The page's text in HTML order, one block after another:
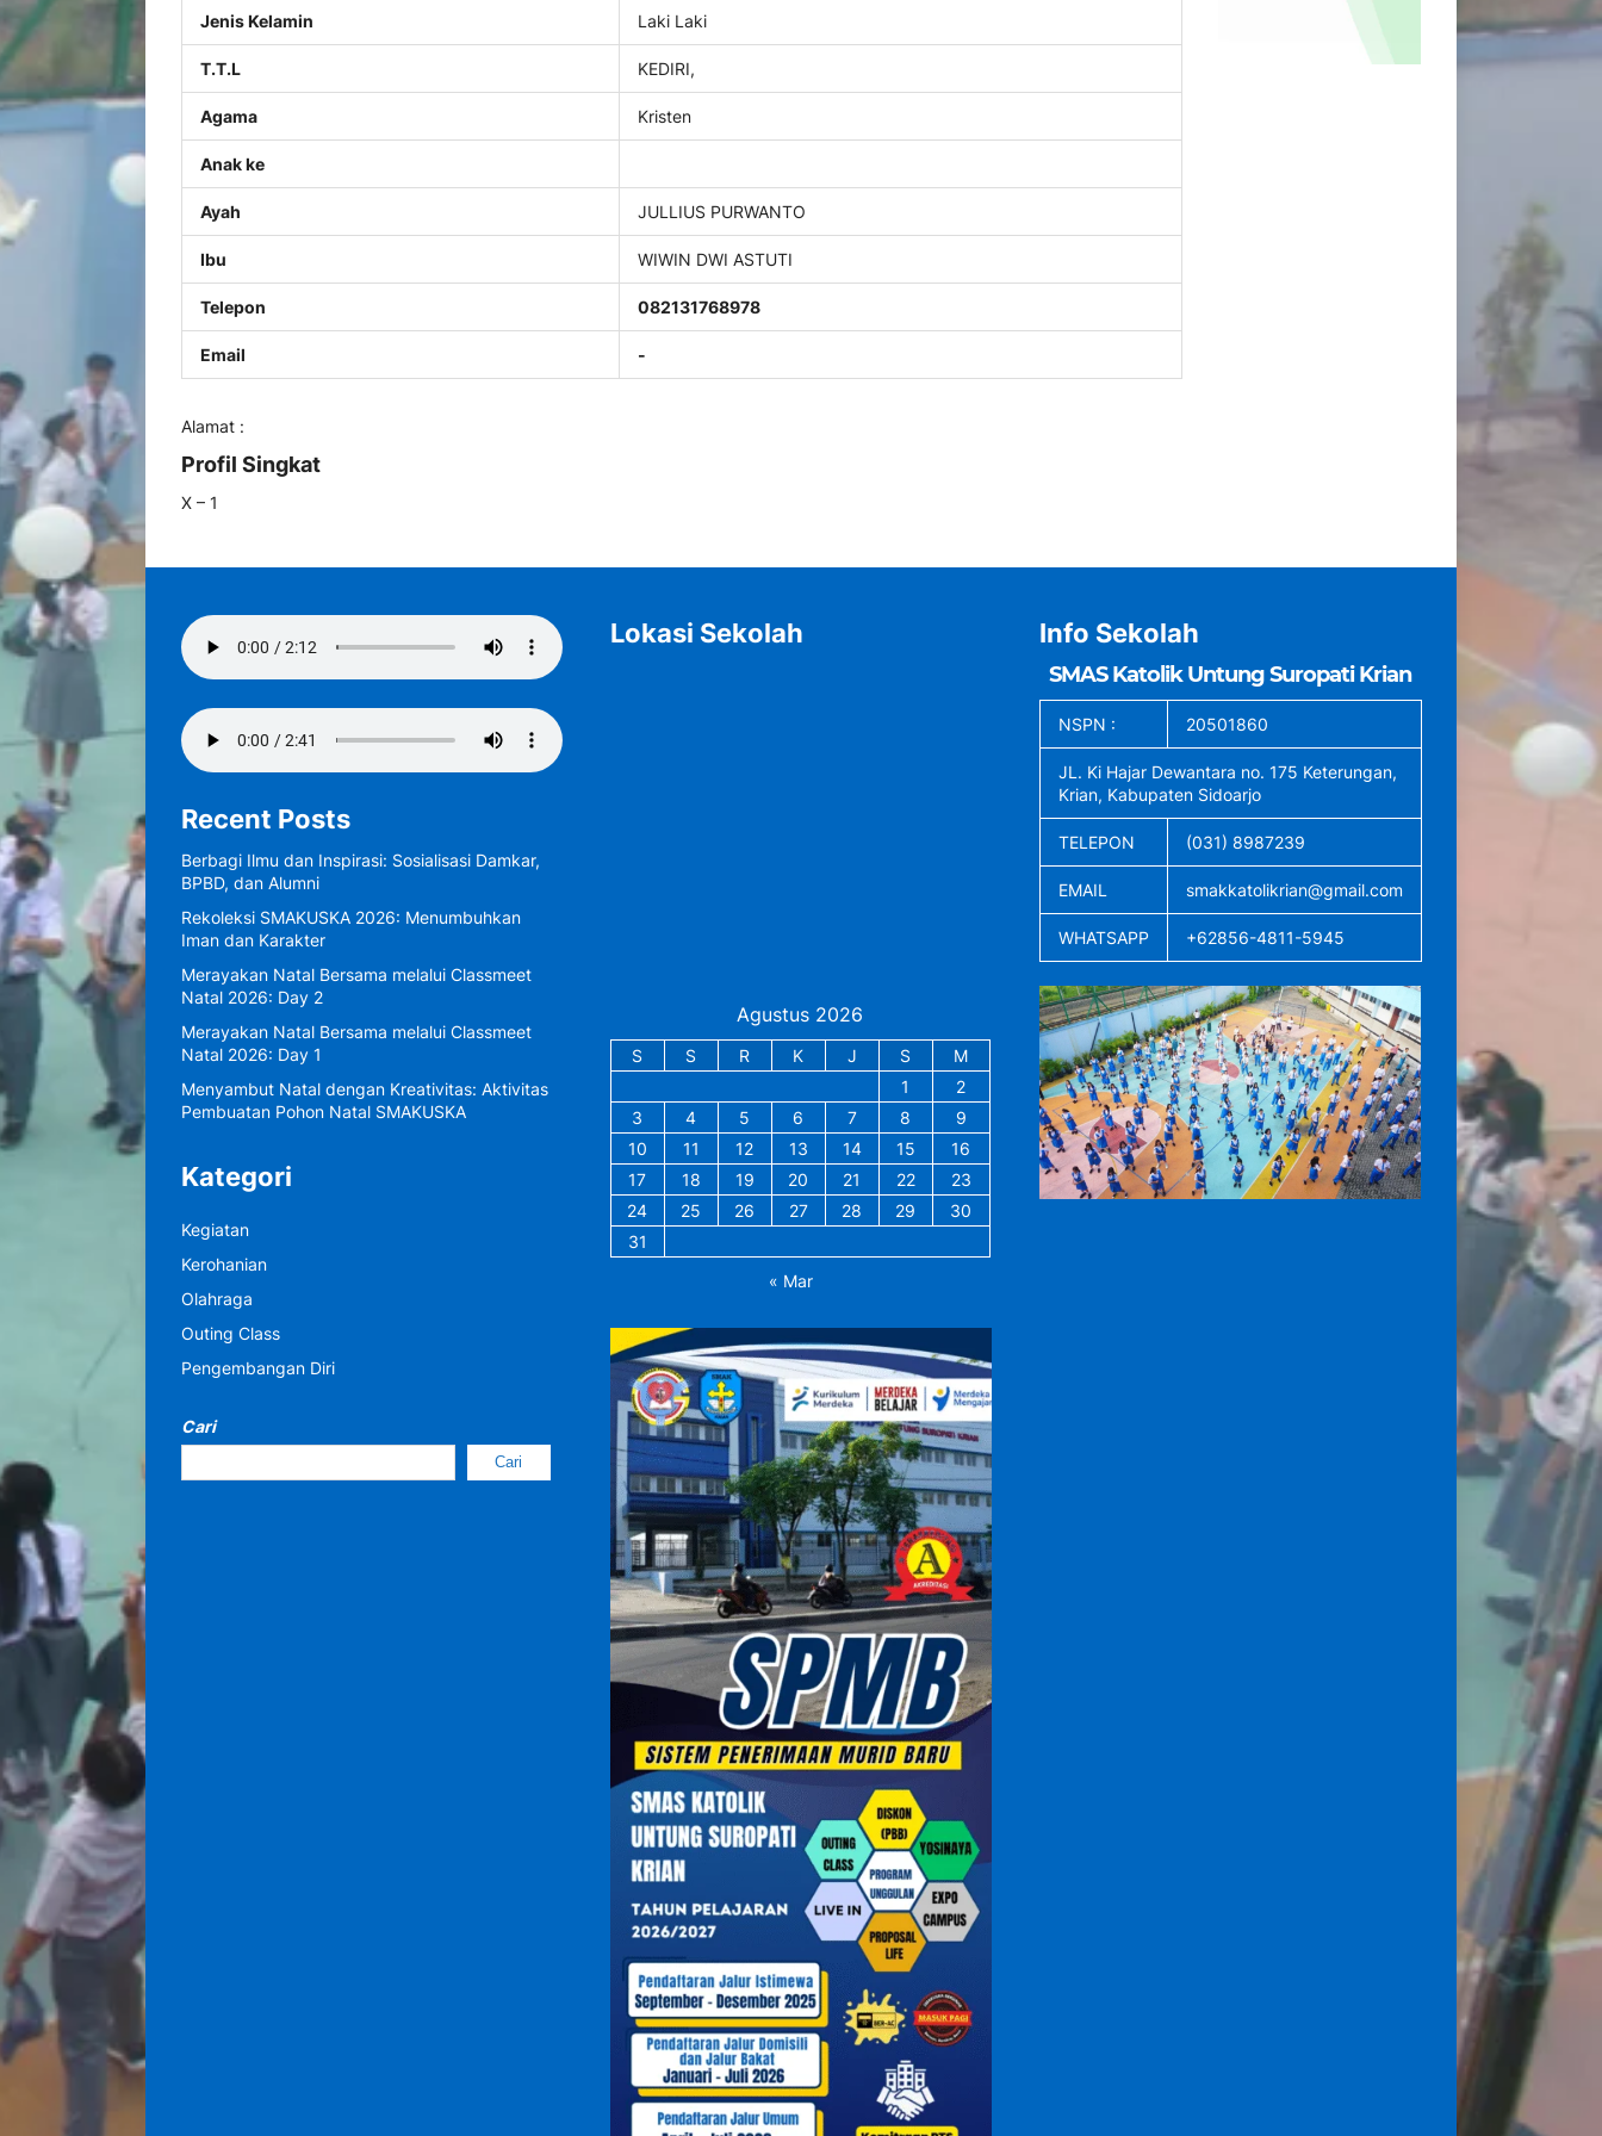
Jenis Kelamin Laki Laki
T.T.L KEDIRI,
Agama Kristen
Anak ke
Ayah JULLIUS PURWANTO
Ibu WIWIN DWI ASTUTI
Telepon 082131768978
Email -
Alamat :
Profil Singkat
X – 1
Recent Posts
Berbagi Ilmu dan Inspirasi: Sosialisasi Damkar,
BPBD, dan Alumni
Rekoleksi SMAKUSKA 2026: Menumbuhkan
Iman dan Karakter
Merayakan Natal Bersama melalui Classmeet
Natal 2026: Day 2
Merayakan Natal Bersama melalui Classmeet
Natal 2026: Day 1
Menyambut Natal dengan Kreativitas: Aktivitas
Pembuatan Pohon Natal SMAKUSKA
Kategori
Kegiatan
Kerohanian
Olahraga
Outing Class
Pengembangan Diri
Cari
Cari
Lokasi Sekolah
Agustus 2026
S S R K J S
M
1
2
3
4 5 6 7 8
9
10
11 12 13 14 15
16
17
18 19 20 21 22
23
24
25 26 27 28 29
30
31
« Mar
Info Sekolah
SMAS Katolik Untung Suropati Krian
NSPN : 20501860
JL. Ki Hajar Dewantara no. 175 Keterungan,
Krian, Kabupaten Sidoarjo
TELEPON (031) 8987239
EMAIL smakkatolikrian@gmail.com
WHATSAPP +62856-4811-5945